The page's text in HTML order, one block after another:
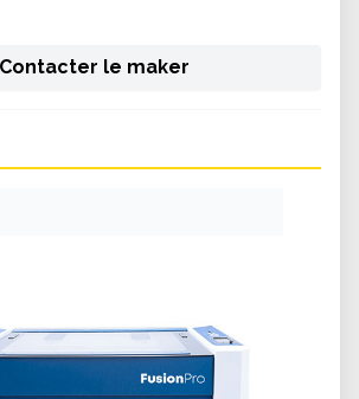
Contacter le maker